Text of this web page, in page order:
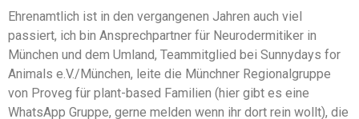
Ehrenamtlich ist in den vergangenen Jahren auch viel
passiert, ich bin Ansprechpartner für Neurodermitiker in
München und dem Umland, Teammitglied bei Sunnydays for
Animals e.V./München, leite die Münchner Regionalgruppe
von Proveg für plant-based Familien (hier gibt es eine
WhatsApp Gruppe, gerne melden wenn ihr dort rein wollt), die